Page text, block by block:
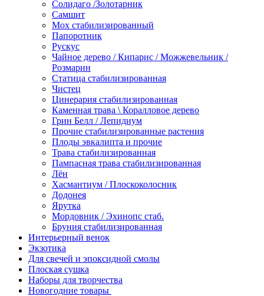
Солидаго /Золотарник
Самшит
Мох стабилизированный
Папоротник
Рускус
Чайное дерево / Кипарис / Можжевельник /
Розмарин
Статица стабилизированная
Чистец
Цинерария стабилизированная
Каменная трава \ Коралловое дерево
Грин Белл / Лепидиум
Прочие стабилизированные растения
Плоды эвкалипта и прочие
Трава стабилизированная
Пампасная трава стабилизированная
Лён
Хасмантиум / Плоскоколосник
Додонея
Ярутка
Мордовник / Эхинопс стаб.
Бруния стабилизированная
Интерьерный венок
Экзотика
Для свечей и эпоксидной смолы
Плоская сушка
Наборы для творчества
Новогодние товары